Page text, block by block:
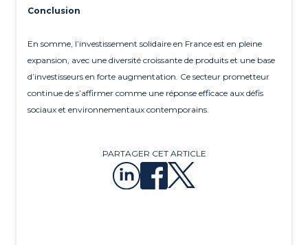
Conclusion
En somme, l’investissement solidaire en France est en pleine
expansion, avec une diversité croissante de produits et une base
d’investisseurs en forte augmentation. Ce secteur prometteur
continue de s’affirmer comme une réponse efficace aux défis
sociaux et environnementaux contemporains.
PARTAGER CET ARTICLE